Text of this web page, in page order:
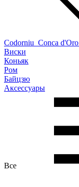
Codorniu Conca d'Oro
Виски
Коньяк
Ром
Байцзю
Аксессуары
Все